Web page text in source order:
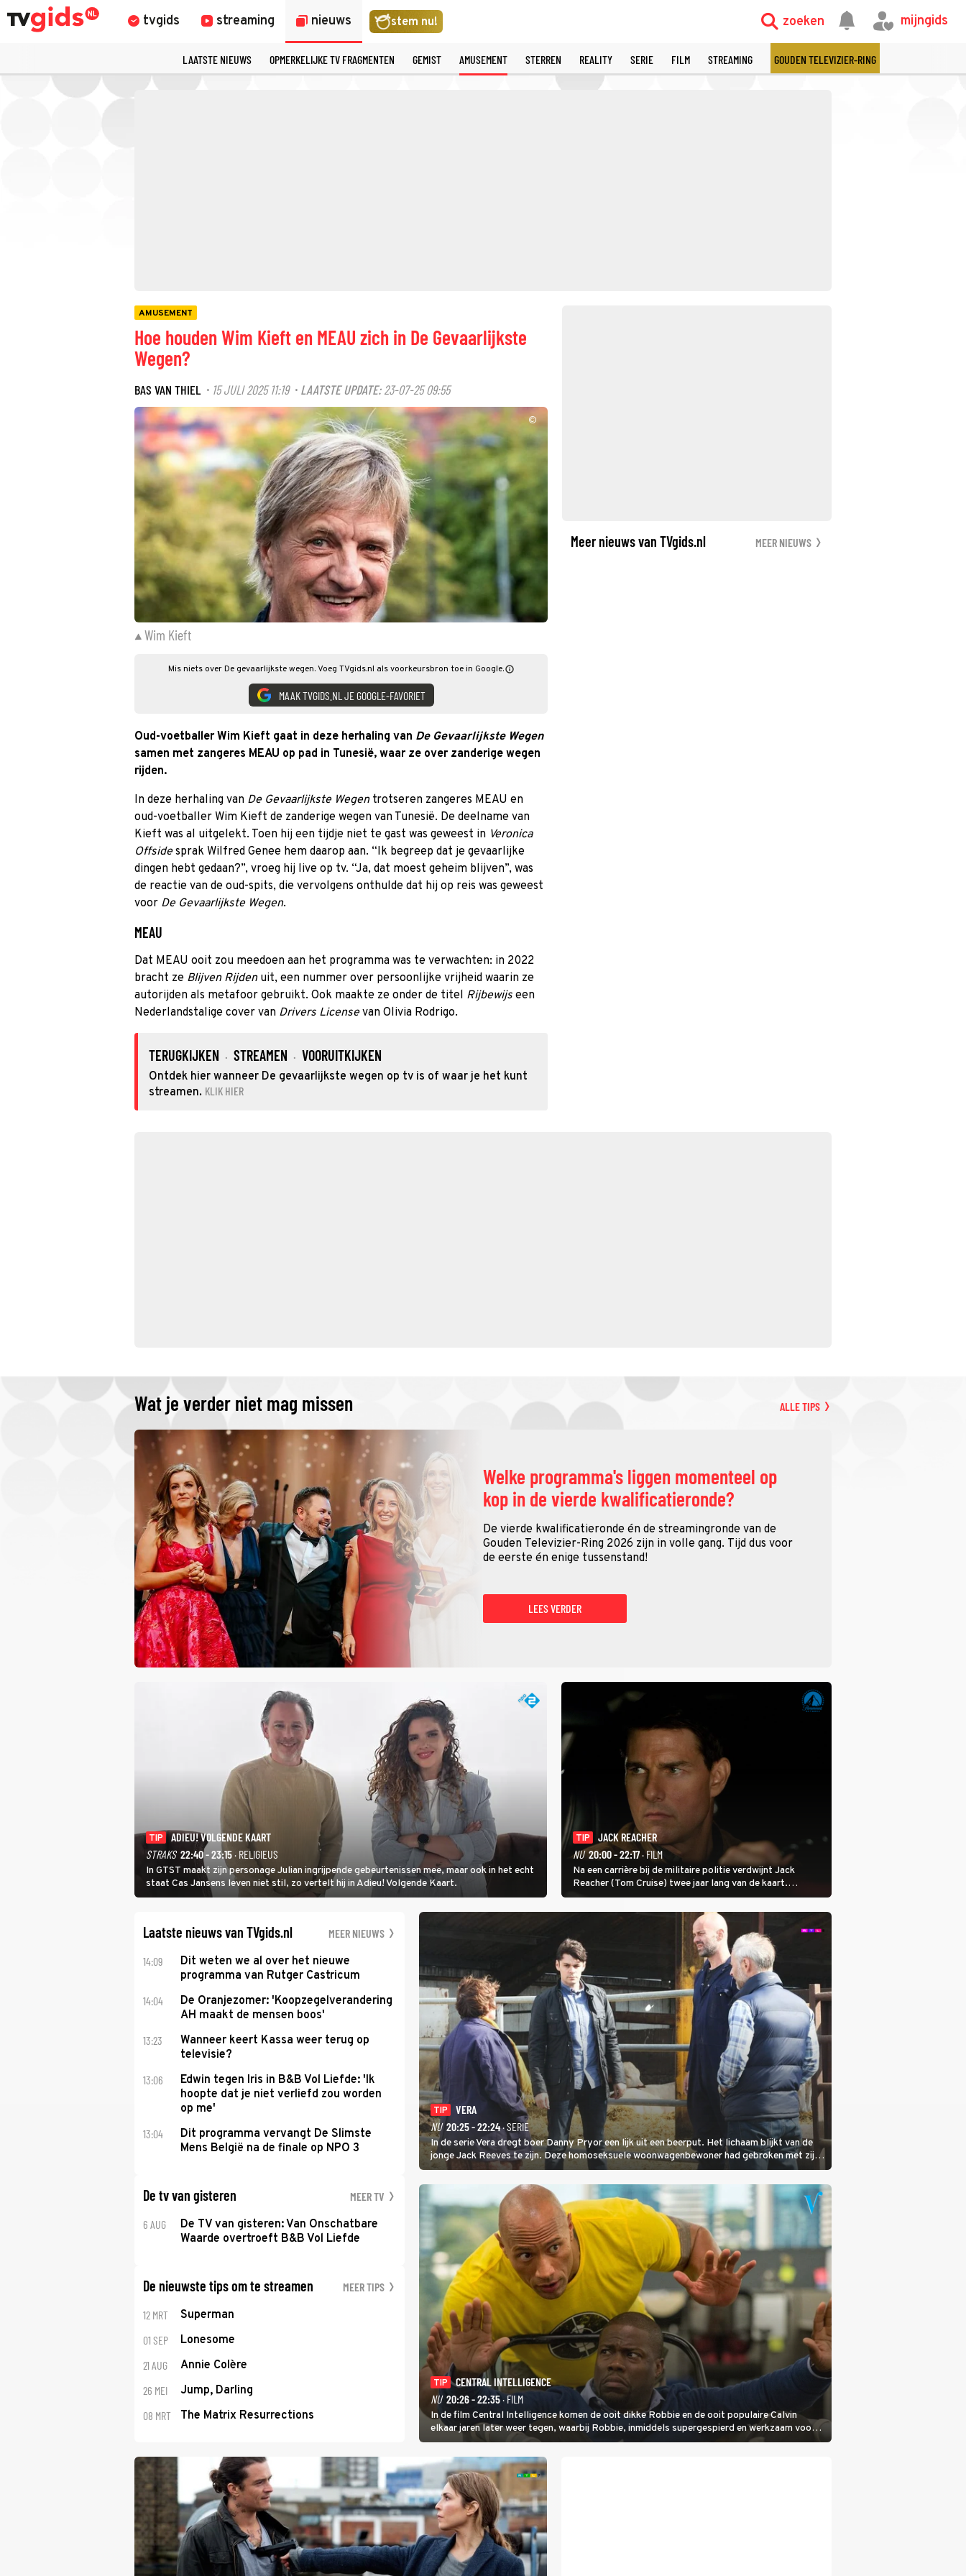
tvgids streaming nieuws stem nu! zoeken mijngids
LAATSTE NIEUWS OPMERKELIJKE TV FRAGMENTEN GEMIST AMUSEMENT STERREN REALITY SERIE FILM STREAMING GOUDEN TELEVIZIER-RING
AMUSEMENT
Hoe houden Wim Kieft en MEAU zich in De Gevaarlijkste
Wegen?
BAS VAN THIEL· 15 JULI 2025 11:19· LAATSTE UPDATE: 23-07-25 09:55
©
Wim Kieft
Mis niets over De gevaarlijkste wegen. Voeg TVgids.nl als voorkeursbron toe in Google.
MAAK TVGIDS.NL JE GOOGLE-FAVORIET
Oud-voetballer Wim Kieft gaat in deze herhaling van De Gevaarlijkste Wegen
samen met zangeres MEAU op pad in Tunesië, waar ze over zanderige wegen
rijden.
In deze herhaling van De Gevaarlijkste Wegentrotseren zangeres MEAU en
oud-voetballer Wim Kieft de zanderige wegen van Tunesië. De deelname van
Kieft was al uitgelekt. Toen hij een tijdje niet te gast was geweest in Veronica
Offsidesprak Wilfred Genee hem daarop aan. “Ik begreep dat je gevaarlijke
dingen hebt gedaan?”, vroeg hij live op tv. “Ja, dat moest geheim blijven”, was
de reactie van de oud-spits, die vervolgens onthulde dat hij op reis was geweest
voor De Gevaarlijkste Wegen.
MEAU
Dat MEAU ooit zou meedoen aan het programma was te verwachten: in 2022
bracht ze Blijven Rijdenuit, een nummer over persoonlijke vrijheid waarin ze
autorijden als metafoor gebruikt. Ook maakte ze onder de titel Rijbewijs een
Nederlandstalige cover van Drivers Licensevan Olivia Rodrigo.
TERUGKIJKEN · STREAMEN · VOORUITKIJKEN
Ontdek hier wanneer De gevaarlijkste wegen op tv is of waar je het kunt
streamen. KLIK HIER
Meer nieuws van TVgids.nl MEER NIEUWS
Wat je verder niet mag missen ALLE TIPS
Welke programma's liggen momenteel op
kop in de vierde kwalificatieronde?
De vierde kwalificatieronde én de streamingronde van de
Gouden Televizier-Ring 2026 zijn in volle gang. Tijd dus voor
de eerste én enige tussenstand!
LEES VERDER
TIP
ADIEU! VOLGENDE KAART
STRAKS 22:40 - 23:15· RELIGIEUS
In GTST maakt zijn personage Julian ingrijpende gebeurtenissen mee, maar ook in het echt
staat Cas Jansens leven niet stil, zo vertelt hij in Adieu! Volgende Kaart.
TIP
JACK REACHER
NU 20:00 - 22:17· FILM
Na een carrière bij de militaire politie verdwijnt Jack
Reacher (Tom Cruise) twee jaar lang van de kaart.
Niemand weet waar hij uithangt, totdat moordverdachte
James Barr naar hem vraagt.
Laatste nieuws van TVgids.nl MEER NIEUWS
14:09
Dit weten we al over het nieuwe
programma van Rutger Castricum
14:04
De Oranjezomer: 'Koopzegelverandering
AH maakt de mensen boos'
13:23
Wanneer keert Kassa weer terug op
televisie?
13:06
Edwin tegen Iris in B&B Vol Liefde: 'Ik
hoopte dat je niet verliefd zou worden
op me'
13:04
Dit programma vervangt De Slimste
Mens België na de finale op NPO 3
De tv van gisteren MEER TV
6 AUG
De TV van gisteren: Van Onschatbare
Waarde overtroeft B&B Vol Liefde
De nieuwste tips om te streamen MEER TIPS
12 MRT Superman
01 SEP Lonesome
21 AUG Annie Colère
26 MEI Jump, Darling
08 MRT The Matrix Resurrections
TIP
VERA
NU 20:25 - 22:24· SERIE
In de serie Vera dregt boer Danny Pryor een lijk uit een beerput. Het lichaam blijkt van de
jonge Jack Reeves te zijn. Deze homoseksuele woonwagenbewoner had gebroken met zijn
familie en verliet het kamp met slaande ruzie.
TIP
CENTRAL INTELLIGENCE
NU 20:26 - 22:35· FILM
In de film Central Intelligence komen de ooit dikke Robbie en de ooit populaire Calvin
elkaar jaren later weer tegen, waarbij Robbie, inmiddels supergespierd en werkzaam voor
de CIA, Calvins hulp goed kan gebruiken.